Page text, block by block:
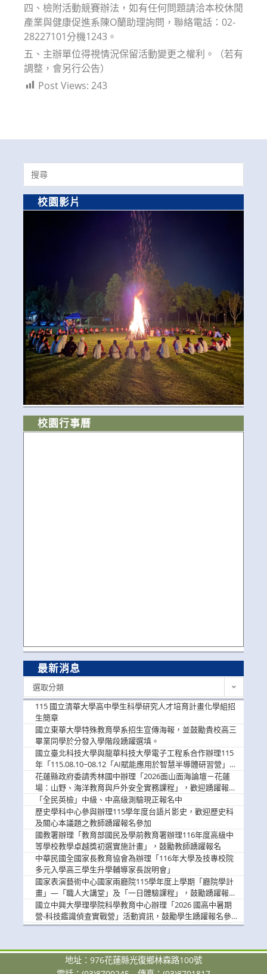
四、檢附活動競賽辦法，如有任何問題請洽本校休閒
產業與健康促進系陳O蘭助理詢問，聯絡電話：02-
28227101分機1243。
五、主辦單位得視情況保留活動變更之權利。（若有
調整，會另行公告）
Post Views: 243
Search
for:
校園影片
校園行事曆
最新消息
選取分類
115 國立清華大學高中學生科學研究人才培育計畫化學組招
生簡章
國立東華大學特殊教育學系招生宣傳海報，並鼓勵貴校高三
畢業同學於分發入學階段踴躍選填。
國立臺北科技大學與龍華科技大學電子工程系合作辦理115
年「115.08.10~08.12「AI賦能應用於智慧半導體研習營」，
歡迎學生踴躍報名參加
花蓮縣政府委請秀林國中辦理「2026面山面海論壇－花蓮
場：山野、海洋教育與戶外安全實務課程」，歡迎踴躍報名
參加
「全民英檢」中級、中高級測驗現正報名中
歷史學科中心參與辦理115學年度台語片影史，歡迎歷史科
及關心本議題之教師踴躍報名參加
國教署辦理「教育部國民及學前教育署辦理116年度高級中
等學校教學卓越獎初選實施計畫」，鼓勵教師踴躍報名
中華民國全國家長教育協會為辦理「116年大學及技專校院
多元入學高三學生升學輔導家長說明會」
國家表演藝術中心國家兩廳院115學年度上學期「廳院學計
畫」—「職人大講堂」及「一日體驗課程」，鼓勵踴躍報名
參與。
國立中興大學理學院科學教育中心辦理「2026 國高中暑期
營-科技鑑識偵查實戰營」活動資訊，鼓勵學生踴躍報名參
加。
地址：976花蓮縣光復鄉林森路100號